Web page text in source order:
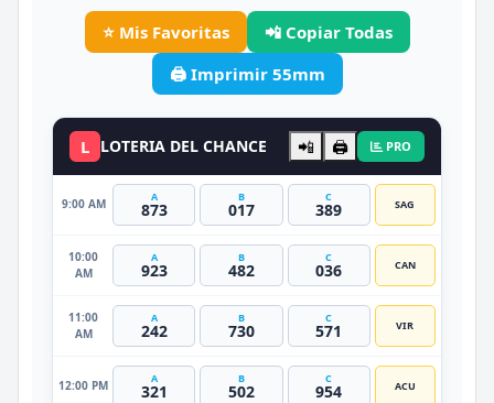
⭐ Mis Favoritas
📲 Copiar Todas
🖨️ Imprimir 55mm
L LOTERIA DEL CHANCE 📲 🖨️ PRO
9:00 AM A
873
B
017
C
389 SAG
10:00
AM
A
923
B
482
C
036 CAN
11:00
AM
A
242
B
730
C
571 VIR
12:00 PM A
321
B
502
C
954 ACU